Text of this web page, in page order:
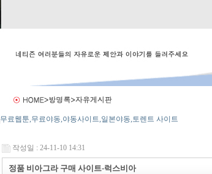
작성일 : 24-11-10 14:31
정품 비아그라 구매 사이트-럭스비아